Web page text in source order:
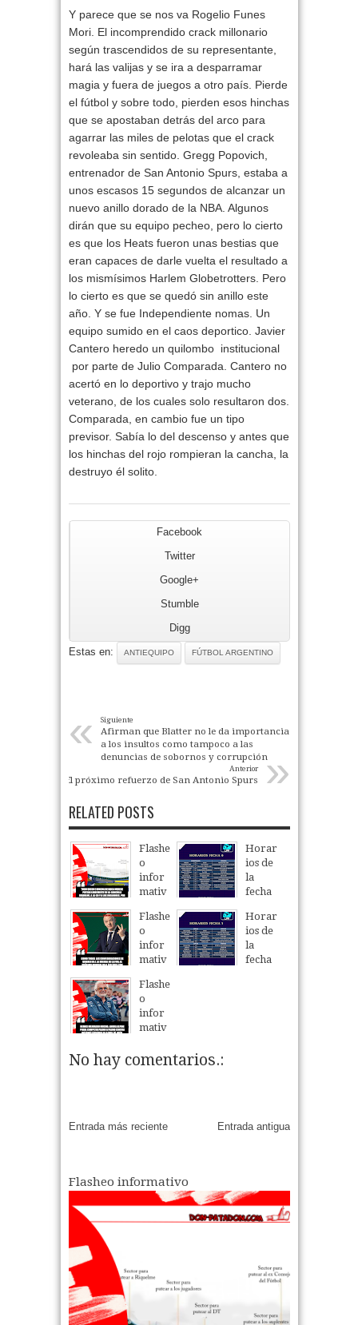
Y parece que se nos va Rogelio Funes
Mori. El incomprendido crack millonario
según trascendidos de su representante,
hará las valijas y se ira a desparramar
magia y fuera de juegos a otro país. Pierde
el fútbol y sobre todo, pierden esos hinchas
que se apostaban detrás del arco para
agarrar las miles de pelotas que el crack
revoleaba sin sentido. Gregg Popovich
entrenador de San Antonio Spurs, estaba a
unos escasos 15 segundos de alcanzar un
nuevo anillo dorado de la NBA. Algunos
dirán que su equipo pecheo, pero lo cierto
es que los Heats fueron unas bestias que
eran capaces de darle vuelta el resultado a
los mismísimos Harlem Globetrotters. Pero
lo cierto es que se quedó sin anillo este
año. Y se fue Independiente nomas. Un
equipo sumido en el caos deportico. Javier
Canteroheredo un quilombo institucional
por parte de Julio Comparada . Cantero no
acertó en lo deportivo y trajo mucho
veterano, de los cuales solo resultaron dos.
Comparada, en cambio fue un tipo
previsor. Sabía lo del descenso y antes que
los hinchas del rojo rompieran la cancha, la
destruyo él solito.
Facebook
Twitter
Google+
Stumble
Digg
Estas en:
ANTIEQUIPO FÚTBOL ARGENTINO
« Siguiente
Afirman que Blatter no le da importancia
a los insultos como tampoco a las
denuncias de sobornos y corrupción»
Anterior
El próximo refuerzo de San Antonio Spurs
RELATED POSTS
Flashe
o
infor
mativ
06 Aug 2026
Horar
ios de
la
fecha
Torne
o
Clausu
ra
Flashe
o
infor
mativ
05 Aug 2026
Horar
ios de
la
fecha
05 Aug 2026
Flashe
o
infor
mativ
04 Aug 2026
No hay comentarios.:
Entrada más reciente Entrada antigua
Flasheo informativo